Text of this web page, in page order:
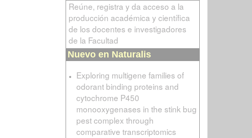
Reúne, registra y da acceso a la
producción académica y científica
de los docentes e investigadores
de la Facultad
Nuevo en Naturalis
Exploring multigene families of
odorant binding proteins and
cytochrome P450
monooxygenases in the stink bug
pest complex through
comparative transcriptomics